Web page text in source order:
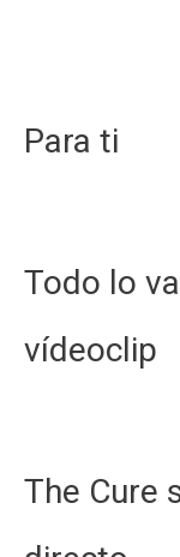
Para ti
Todo lo
vídeoclip
The Cure